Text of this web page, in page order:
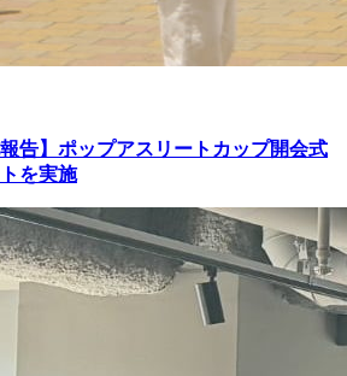
報告】ポップアスリートカップ開会式
を実施